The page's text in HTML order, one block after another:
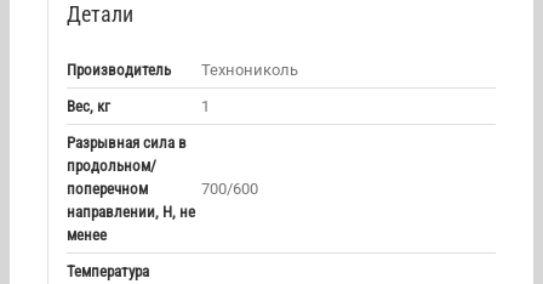
Детали
Производитель
Технониколь
Вес, кг
1
Разрывная сила в
продольном/
поперечном
направлении, Н, не
менее
700/600
Температура